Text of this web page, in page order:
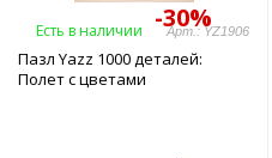
-30%
Есть в наличии Арт.: YZ1906
Пазл Yazz 1000 деталей:
Полет с цветами